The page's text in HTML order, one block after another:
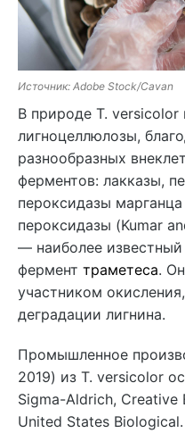
Источник: Adobe Stock/Cavan
В природе T.
лигноцеллюлозы,
разнообразных
ферментов: лакказы,
пероксидазы
пероксидазы (Kumar
— наиболее
фермент траметеса.
участником
деградации лигнина.
Промышленное
2019) из T. versicolor
Sigma-Aldrich, Creative
United States